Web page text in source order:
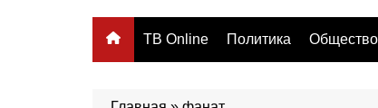
ТВ Online Политика Общество